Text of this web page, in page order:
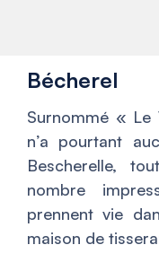
Bécherel
Surnommé «
n’a pourtant
Bescherelle,
nombre
prennent vie
maison de